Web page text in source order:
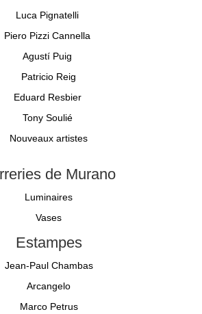
Luca Pignatelli
Piero Pizzi Cannella
Agustí Puig
Patricio Reig
Eduard Resbier
Tony Soulié
Nouveaux artistes
de Murano
Luminaires
Vases
Estampes
Jean-Paul Chambas
Arcangelo
Marco Petrus